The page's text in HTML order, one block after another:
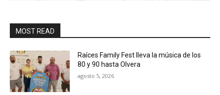
MOST READ
Raíces Family Fest lleva la música de los
80 y 90 hasta Olvera
agosto 5, 2026